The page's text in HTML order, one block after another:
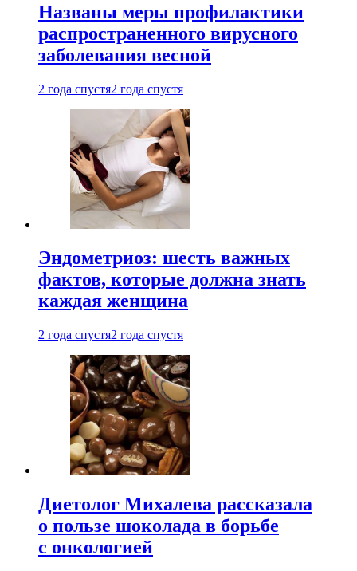
Названы меры профилактики
распространенного вирусного
заболевания весной
2 года спустя2 года спустя
Эндометриоз: шесть важных
фактов, которые должна знать
каждая женщина
2 года спустя2 года спустя
Диетолог Михалева рассказала
о пользе шоколада в борьбе
с онкологией